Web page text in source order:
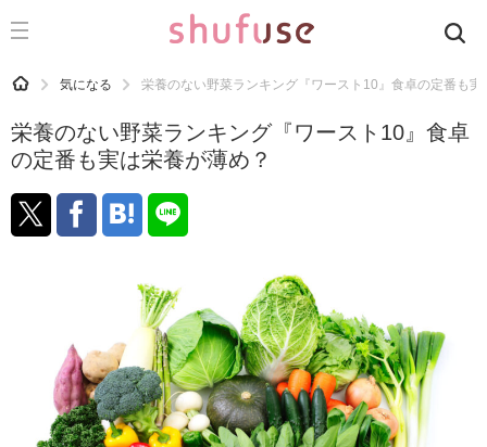
CATEGORY 記事カテゴリ
運気
洗濯
生活の知恵
マナー
趣味
食材辞典
HOME 気になる 栄養のない野菜ランキング『ワースト10』食卓の定番も実
栄養のない野菜ランキング『ワースト10』食卓
の定番も実は栄養が薄め？